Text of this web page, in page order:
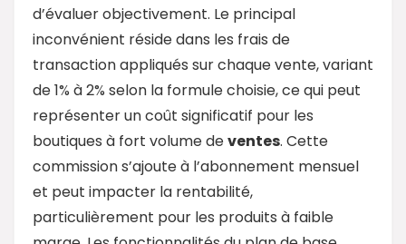
d’évaluer objectivement. Le principal
inconvénient réside dans les frais de
transaction appliqués sur chaque vente, variant
de 1% à 2% selon la formule choisie, ce qui peut
représenter un coût significatif pour les
boutiques à fort volume deventes. Cette
commission s’ajoute à l’abonnement mensuel
et peut impacter la rentabilité,
particulièrement pour les produits à faible